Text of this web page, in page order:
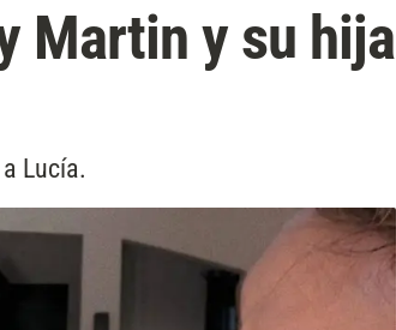
Martin y su hija
Lucía.